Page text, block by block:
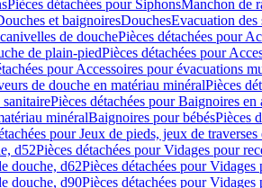
Pièces détachées pour SiphonsManchon de
et baignoiresDouchesEvacuation des
de douchePièces détachées pour
de plain-piedPièces détachées pour
pour Accessoires pour évacuations
de douche en matériau minéralPièces
Pièces détachées pour Baignoires
minéralBaignoires pour bébésPièces
pour Jeux de pieds, jeux de
d52Pièces détachées pour Vidages pour
douche, d62Pièces détachées pour
douche, d90Pièces détachées pour